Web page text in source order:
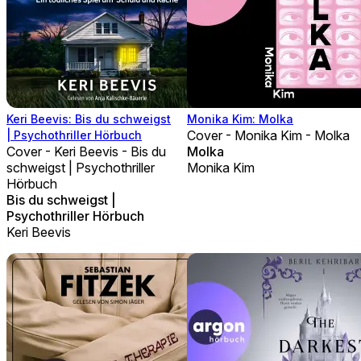
Keri Beevis: Bis du schweigst
| Psychothriller Hörbuch
Cover - Keri Beevis - Bis du
schweigst | Psychothriller
Hörbuch
Bis du schweigst |
Psychothriller Hörbuch
Keri Beevis
Monika Kim: Molka
Cover - Monika Kim - Molka
Molka
Monika Kim